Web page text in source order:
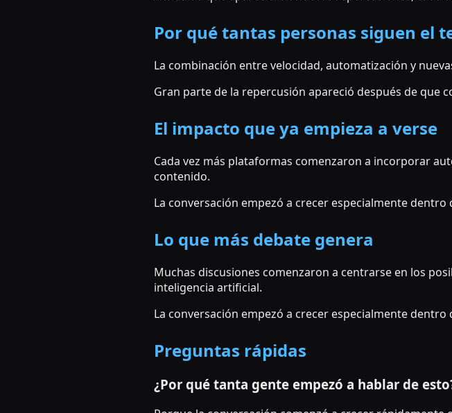
Por qué tantas personas siguen el
La combinación entre velocidad, automatización y
Gran parte de la repercusión apareció después de que
El impacto que ya empieza a verse
Cada vez más plataformas comenzaron a incorporar
contenido.
La conversación empezó a crecer especialmente dentro
Lo que más debate genera
Muchas discusiones comenzaron a centrarse en los
inteligencia artificial.
La conversación empezó a crecer especialmente dentro
Preguntas rápidas
¿Por qué tanta gente empezó a hablar de